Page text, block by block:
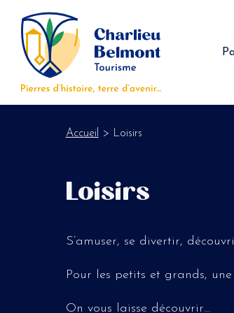
Accueil > Loisirs
Loisirs
S’amuser, se divertir,
Pour les petits et grands,
On vous laisse découvrir…
Panneau de gestion des cookies